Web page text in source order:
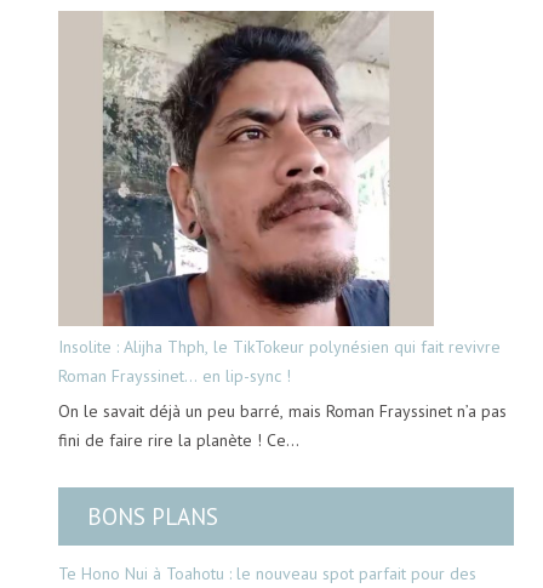
Insolite : Alijha Thph, le TikTokeur polynésien qui fait revivre
Roman Frayssinet… en lip-sync !
On le savait déjà un peu barré, mais Roman Frayssinet n’a pas
fini de faire rire la planète ! Ce…
BONS PLANS
Te Hono Nui à Toahotu : le nouveau spot parfait pour des